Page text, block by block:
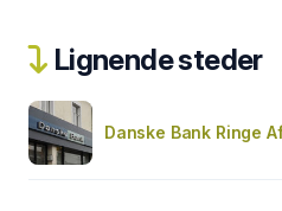
Lignende steder
Danske Bank Ringe